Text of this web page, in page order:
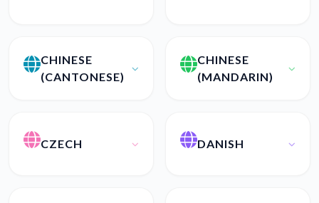
CHINESE
(CANTONESE)
CHINESE
(MANDARIN)
CZECH DANISH